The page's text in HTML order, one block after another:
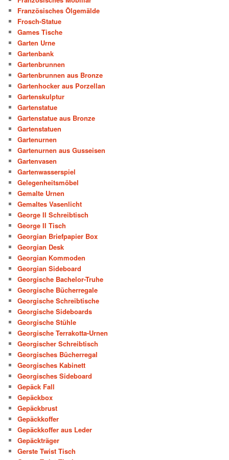
Französisches Ölgemälde
Frosch-Statue
Games Tische
Garten Urne
Gartenbank
Gartenbrunnen
Gartenbrunnen aus Bronze
Gartenhocker aus Porzellan
Gartenskulptur
Gartenstatue
Gartenstatue aus Bronze
Gartenstatuen
Gartenurnen
Gartenurnen aus Gusseisen
Gartenvasen
Gartenwasserspiel
Gelegenheitsmöbel
Gemalte Urnen
Gemaltes Vasenlicht
George II Schreibtisch
George II Tisch
Georgian Briefpapier Box
Georgian Desk
Georgian Kommoden
Georgian Sideboard
Georgische Bachelor-Truhe
Georgische Bücherregale
Georgische Schreibtische
Georgische Sideboards
Georgische Stühle
Georgische Terrakotta-Urnen
Georgischer Schreibtisch
Georgisches Bücherregal
Georgisches Kabinett
Georgisches Sideboard
Gepäck Fall
Gepäckbox
Gepäckbrust
Gepäckkoffer
Gepäckkoffer aus Leder
Gepäckträger
Gerste Twist Tisch